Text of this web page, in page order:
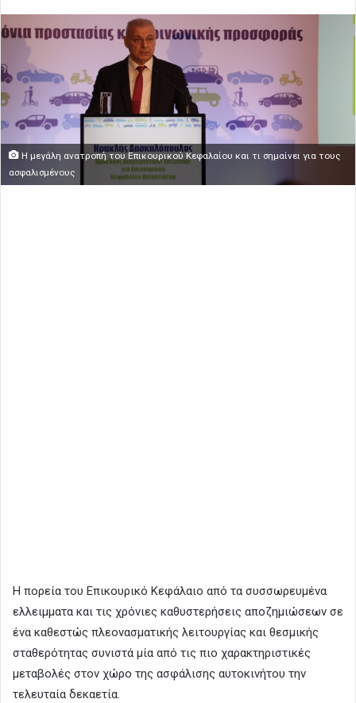
Η μεγάλη ανατροπή του Επικουρικού Κεφαλαίου και τι σημαίνει για τους
ασφαλισμένους
Η πορεία του Επικουρικό Κεφάλαιο από τα συσσωρευμένα
ελλειμματα και τις χρόνιες καθυστερήσεις αποζημιώσεων σε
ένα καθεστώς πλεονασματικής λειτουργίας και θεσμικής
σταθερότητας συνιστά μία από τις πιο χαρακτηριστικές
μεταβολές στον χώρο της ασφάλισης αυτοκινήτου την
τελευταία δεκαετία.